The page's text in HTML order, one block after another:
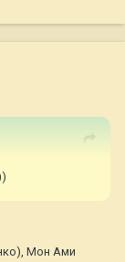
Мон Ами